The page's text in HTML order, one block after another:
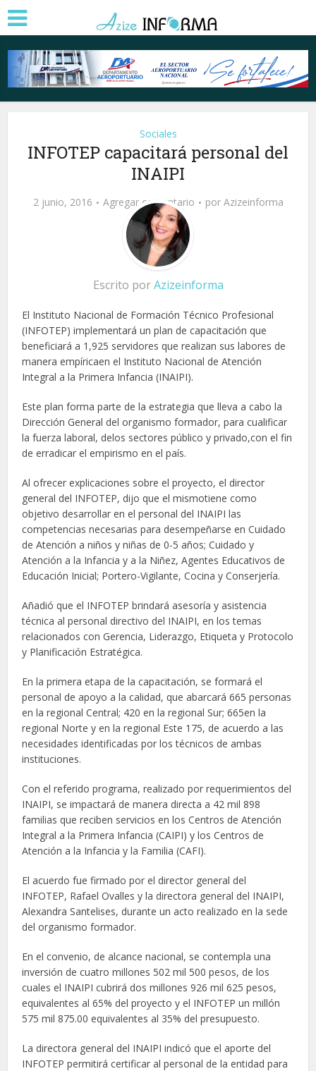
Sociales
INFOTEP capacitará personal del
INAIPI
2 junio, 2016 Agregar comentario por Azizeinforma
Escrito porAzizeinforma
El Instituto Nacional de Formación Técnico Profesional
(INFOTEP) implementará un plan de capacitación que
beneficiará a 1,925 servidores que realizan sus labores de
manera empíricaen el Instituto Nacional de Atención
Integral a la Primera Infancia (INAIPI).
Este plan forma parte de la estrategia que lleva a cabo la
Dirección General del organismo formador, para cualificar
la fuerza laboral, delos sectores público y privado,con el fin
de erradicar el empirismo en el país.
Al ofrecer explicaciones sobre el proyecto, el director
general del INFOTEP, dijo que el mismotiene como
objetivo desarrollar en el personal del INAIPI las
competencias necesarias para desempeñarse en Cuidado
de Atención a niños y niñas de 0-5 años; Cuidado y
Atención a la Infancia y a la Niñez, Agentes Educativos de
Educación Inicial; Portero-Vigilante, Cocina y Conserjería.
Añadió que el INFOTEP brindará asesoría y asistencia
técnica al personal directivo del INAIPI, en los temas
relacionados con Gerencia, Liderazgo, Etiqueta y Protocolo
y Planificación Estratégica.
En la primera etapa de la capacitación, se formará el
personal de apoyo a la calidad, que abarcará 665 personas
en la regional Central; 420 en la regional Sur; 665en la
regional Norte y en la regional Este 175, de acuerdo a las
necesidades identificadas por los técnicos de ambas
instituciones.
Con el referido programa, realizado por requerimientos del
INAIPI, se impactará de manera directa a 42 mil 898
familias que reciben servicios en los Centros de Atención
Integral a la Primera Infancia (CAIPI) y los Centros de
Atención a la Infancia y la Familia (CAFI).
El acuerdo fue firmado por el director general del
INFOTEP, Rafael Ovalles y la directora general del INAIPI,
Alexandra Santelises, durante un acto realizado en la sede
del organismo formador.
En el convenio, de alcance nacional, se contempla una
inversión de cuatro millones 502 mil 500 pesos, de los
cuales el INAIPI cubrirá dos millones 926 mil 625 pesos,
equivalentes al 65% del proyecto y el INFOTEP un millón
575 mil 875.00 equivalentes al 35% del presupuesto.
La directora general del INAIPI indicó que el aporte del
INFOTEP permitirá certificar al personal de la entidad para